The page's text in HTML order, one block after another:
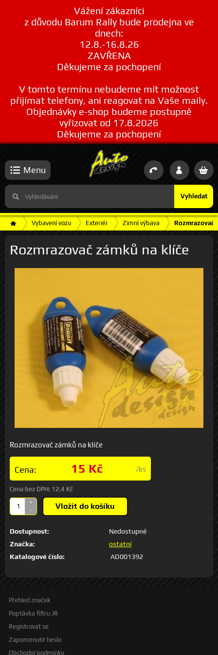
Vážení zákazníci
z důvodu Barum Rally bude prodejna ve
dnech:
12.8.-16.8.26
ZAVŘENA
Děkujeme za pochopení
V tomto termínu nebudeme mít možnost
přijímat telefony, ani reagovat na Vaše maily.
Objednávky e-shop budeme postupně
vyřizovat od 17.8.2026
Děkujeme za pochopení
Vyhledat
Menu
Vybavení vozu Exteriér Zimní výbava Rozmrazovač
Rozmrazovač zámků na klíče
Rozmrazovač zámků na klíče
Cena: 15 Kč /ks
Cena bez DPH: 12,4 Kč
+
-
Vložit do košíku
Dostupnost:
Nedostupné
Značka:
ostatní
Katalogové číslo:
AD001392
Přehled značek
Poptávka filtru JR
Registrovat se
Zapomenuté heslo
Obchodní podmínky